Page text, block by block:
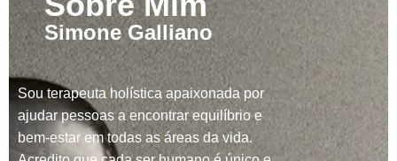
Simone Galliano
Sou terapeuta holística apaixonada por
ajudar pessoas a encontrar equilíbrio e
bem-estar em todas as áreas da vida.